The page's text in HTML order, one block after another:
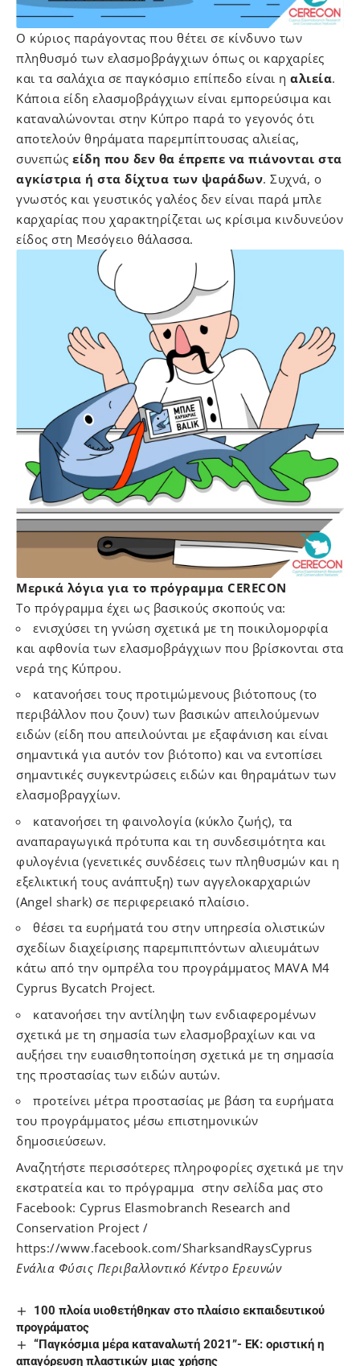
Ο κύριος παράγοντας που θέτει σε κίνδυνο των
πληθυσμό των ελασμοβράγχιων όπως οι καρχαρίες
και τα σαλάχια σε παγκόσμιο επίπεδο είναι η αλιεία.
Κάποια είδη ελασμοβράγχιων είναι εμπορεύσιμα και
καταναλώνονται στην Κύπρο παρά το γεγονός ότι
αποτελούν θηράματα παρεμπίπτουσας αλιείας,
συνεπώς είδη που δεν θα έπρεπε να πιάνονται στα
αγκίστρια ή στα δίχτυα των ψαράδων. Συχνά, ο
γνωστός και γευστικός γαλέος δεν είναι παρά μπλε
καρχαρίας που χαρακτηρίζεται ως κρίσιμα κινδυνεύον
είδος στη Μεσόγειο θάλασσα.
Μερικά λόγια για το πρόγραμμα CERECON
Το πρόγραμμα έχει ως βασικούς σκοπούς να:
ενισχύσει τη γνώση σχετικά με τη ποικιλομορφία
και αφθονία των ελασμοβράγχιων που βρίσκονται στα
νερά της Κύπρου.
κατανοήσει τους προτιμώμενους βιότοπους (το
περιβάλλον που ζουν) των βασικών απειλούμενων
ειδών (είδη που απειλούνται με εξαφάνιση και είναι
σημαντικά για αυτόν τον βιότοπο) και να εντοπίσει
σημαντικές συγκεντρώσεις ειδών και θηραμάτων των
ελασμοβραγχίων.
κατανοήσει τη φαινολογία (κύκλο ζωής), τα
αναπαραγωγικά πρότυπα και τη συνδεσιμότητα και
φυλογένια (γενετικές συνδέσεις των πληθυσμών και η
εξελικτική τους ανάπτυξη) των αγγελοκαρχαριών
(Angel shark) σε περιφερειακό πλαίσιο.
θέσει τα ευρήματά του στην υπηρεσία ολιστικών
σχεδίων διαχείρισης παρεμπιπτόντων αλιευμάτων
κάτω από την ομπρέλα του προγράμματος MAVA M4
Cyprus Bycatch Project.
κατανοήσει την αντίληψη των ενδιαφερομένων
σχετικά με τη σημασία των ελασμοβραχίων και να
αυξήσει την ευαισθητοποίηση σχετικά με τη σημασία
της προστασίας των ειδών αυτών.
προτείνει μέτρα προστασίας με βάση τα ευρήματα
του προγράμματος μέσω επιστημονικών
δημοσιεύσεων.
Αναζητήστε περισσότερες πληροφορίες σχετικά με την
εκστρατεία και το πρόγραμμα στην σελίδα μας στο
Facebook: Cyprus Elasmobranch Research and
Conservation Project /
https://www.facebook.com/SharksandRaysCyprus
Ενάλια Φύσις Περιβαλλοντικό Κέντρο Ερευνών
100 πλοία υιοθετήθηκαν στο πλαίσιο εκπαιδευτικού
προγράματος
“Παγκόσμια μέρα καταναλωτή 2021”- ΕΚ: οριστική η
απαγόρευση πλαστικών μιας χρήσης